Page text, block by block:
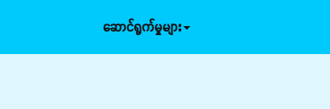
ဆောင်ရွက်မှုများ